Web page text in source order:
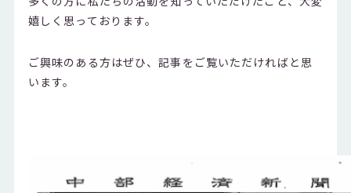
嬉しく思っております。
ご興味のある方はぜひ、記事をご覧いただければと思
います。